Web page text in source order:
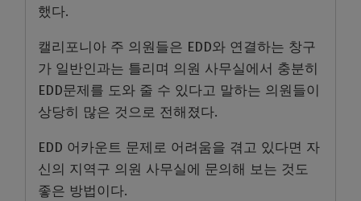
했다.
캘리포니아 주 의원들은 EDD와 연결하는 창구
가 일반인과는 틀리며 의원 사무실에서 충분히
EDD문제를 도와 줄 수 있다고 말하는 의원들이
상당히 많은 것으로 전해졌다.
EDD 어카운트 문제로 어려움을 겪고 있다면 자
신의 지역구 의원 사무실에 문의해 보는 것도
좋은 방법이다.